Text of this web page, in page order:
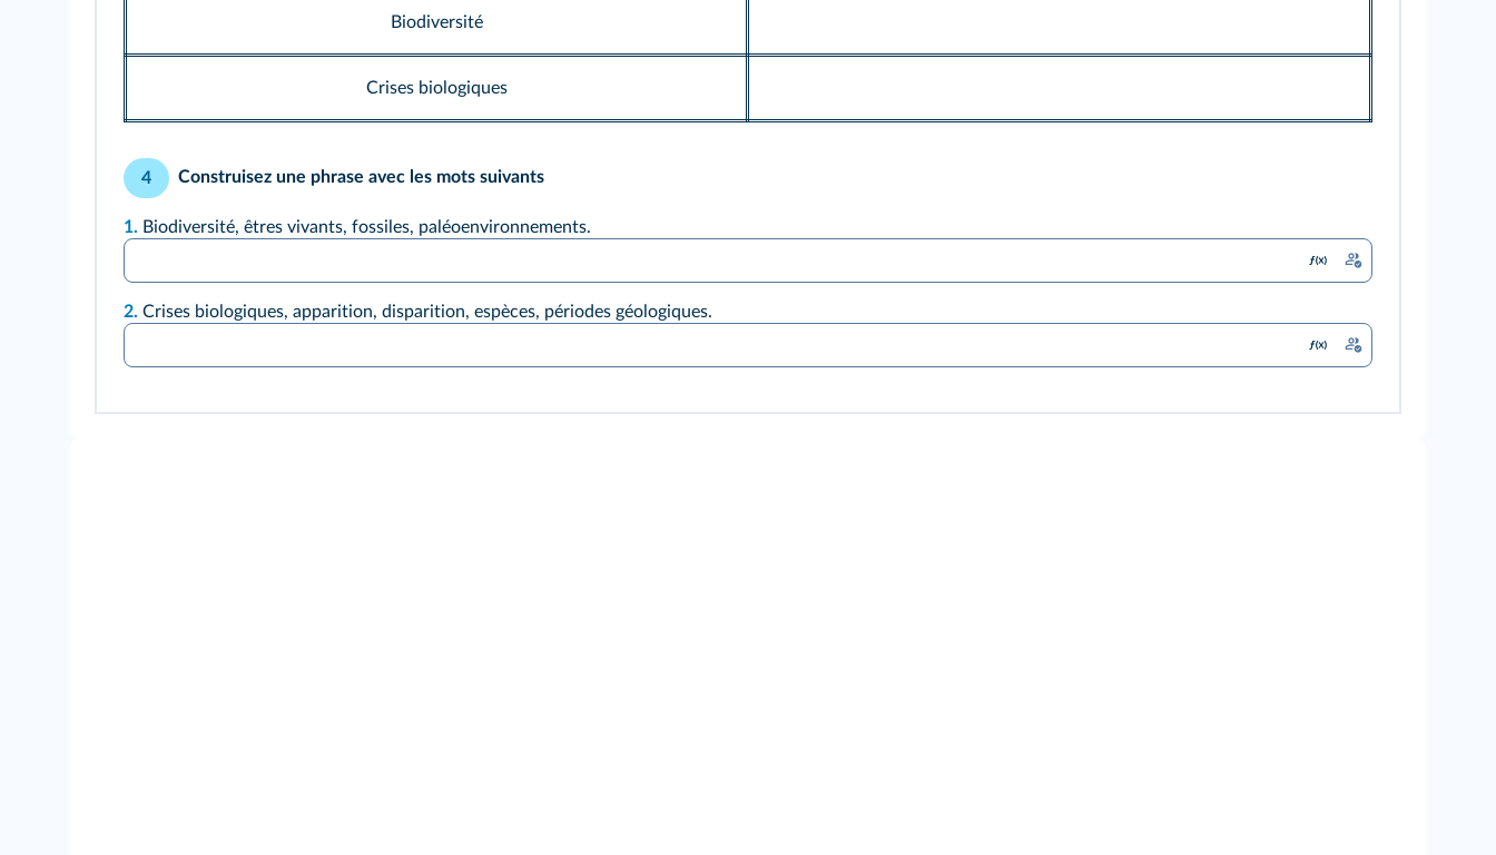
Biodiversité
Crises biologiques
4 Construisez une phrase avec les mots suivants
1. Biodiversité, êtres vivants, fossiles, paléoenvironnements.
2. Crises biologiques, apparition, disparition, espèces, périodes géologiques.